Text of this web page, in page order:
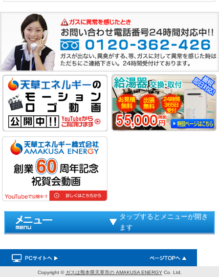
タップするとメニューが開き
ます
Copyright © ガスは熊本県天草市の AMAKUSA ENERGYCo. Ltd.